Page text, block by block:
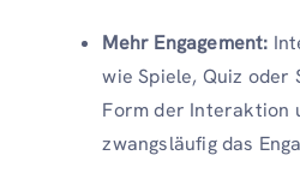
Mehr Engagement:
wie Spiele, Quiz
Form der Interaktion
zwangsläufig das